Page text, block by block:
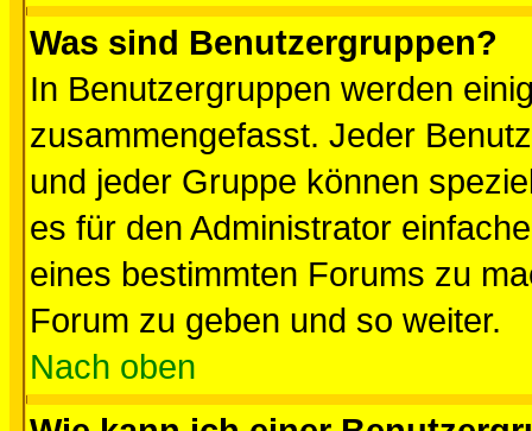
Was sind Benutzergruppen?
In Benutzergruppen werden
zusammengefasst. Jeder
und jeder Gruppe können
es für den Administrator
eines bestimmten Forums zu
Forum zu geben und so weiter.
Nach oben